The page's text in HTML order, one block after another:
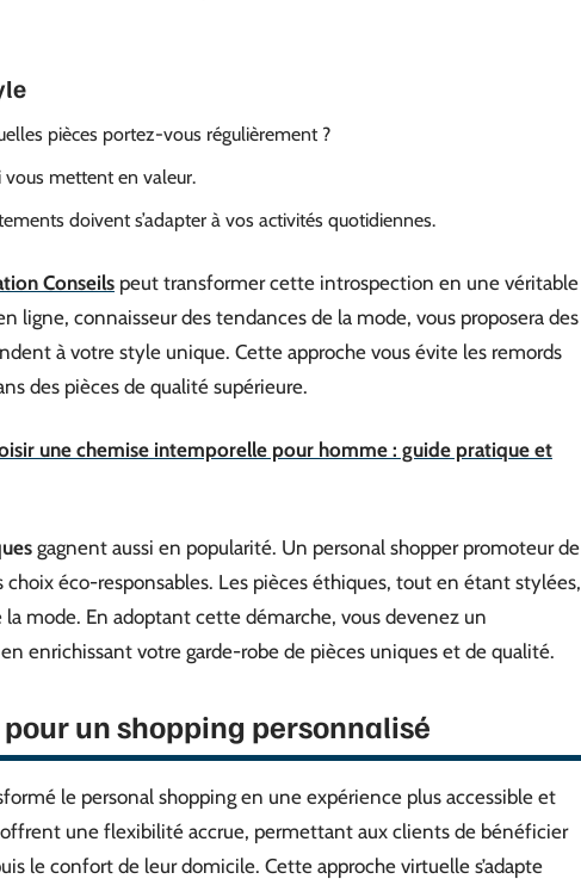
pièces portez-vous régulièrement ?
vous mettent en valeur.
doivent s’adapter à vos activités quotidiennes.
Conseils peut transformer cette introspection en une véritable
ligne, connaisseur des tendances de la mode, vous proposera des
à votre style unique. Cette approche vous évite les remords
des pièces de qualité supérieure.
une chemise intemporelle pour homme : guide pratique et
gagnent aussi en popularité. Un personal shopper promoteur de
choix éco-responsables. Les pièces éthiques, tout en étant stylées,
mode. En adoptant cette démarche, vous devenez un
enrichissant votre garde-robe de pièces uniques et de qualité.
un shopping personnalisé
le personal shopping en une expérience plus accessible et
une flexibilité accrue, permettant aux clients de bénéficier
le confort de leur domicile. Cette approche virtuelle s’adapte